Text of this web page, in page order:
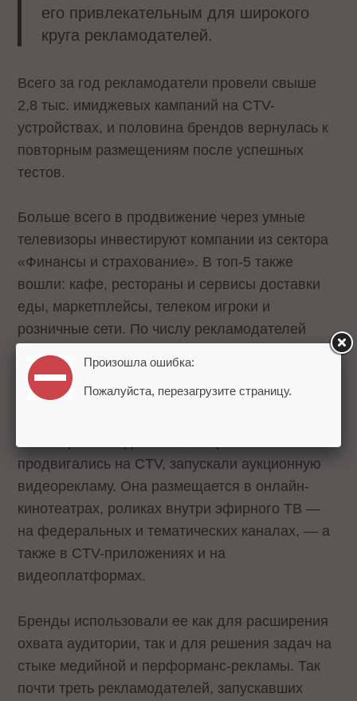
его привлекательным для широкого
круга рекламодателей.
Всего за год рекламодатели провели свыше
2,8 тыс. имиджевых кампаний на CTV-
устройствах, и половина брендов вернулась к
повторным размещениям после успешных
тестов.
Больше всего в продвижение через умные
телевизоры инвестируют компании из сектора
«Финансы и страхование». В топ-5 также
вошли: кафе, рестораны и сервисы доставки
еды, маркетплейсы, телеком игроки и
розничные сети. По числу рекламодателей
лидировали индустрии «Развлечения и досуг»,
«Недвижимость» и «Фармацевтика и
медицина».
продвигались на CTV, запускали аукционную
видеорекламу. Она размещается в онлайн-
кинотеатрах, роликах внутри эфирного ТВ —
на федеральных и тематических каналах, — а
также в CTV-приложениях и на
видеоплатформах.
Бренды использовали ее как для расширения
охвата аудитории, так и для решения задач на
стыке медийной и перформанс-рекламы. Так
почти треть рекламодателей, запускавших
Произошла ошибка:
Пожалуйста, перезагрузите страницу.